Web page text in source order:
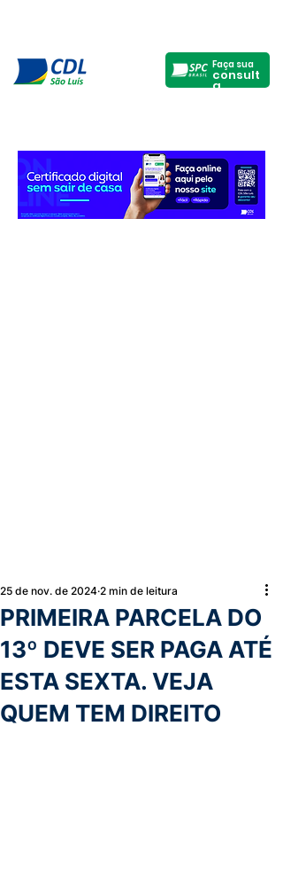
Faça sua
consult
a
PRIMEIRA PARCELA DO
13º DEVE SER PAGA ATÉ
ESTA SEXTA. VEJA
QUEM TEM DIREITO
25 de nov. de 2024 2 min de leitura